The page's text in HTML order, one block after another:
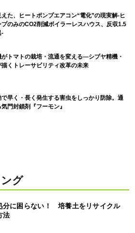
た、ヒートポンプエアコン“電化”の現実解-ヒ
プのみのCO2削減ボイラーレスハウス、反収1.5
-
トマトの栽培・流通を変える―シブヤ精機・
描くトレーサビリティ改革の未来
早く・長く発生する害虫をしっかり防除。通
門封鎖剤『フーモン』
グ
分に困らない！ 培養土をリサイクル
法